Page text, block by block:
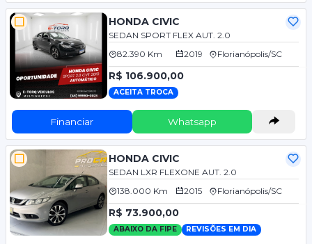
HONDA CIVIC
SEDAN SPORT FLEX AUT. 2.0
82.390 Km
2019 Florianópolis/SC
R$ 106.900,00
ACEITA TROCA
Financiar Whatsapp
HONDA CIVIC
SEDAN LXR FLEXONE AUT. 2.0
138.000 Km
2015 Florianópolis/SC
R$ 73.900,00
ABAIXO DA FIPE REVISÕES EM DIA